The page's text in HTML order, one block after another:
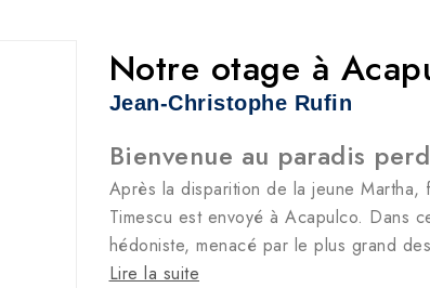
Notre otage à
Jean-Christophe Rufin
Bienvenue au paradis
Après la disparition de la jeune Martha,
Timescu est envoyé à Acapulco. Dans
hédoniste, menacé par le plus grand
Lire la suite